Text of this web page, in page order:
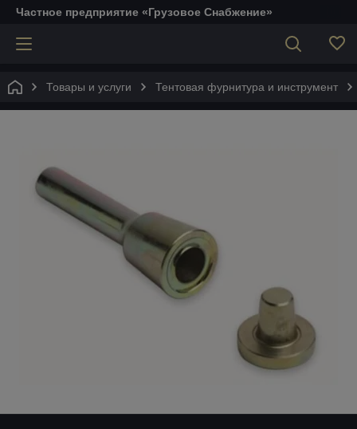
Частное предприятие «Грузовое Снабжение»
Товары и услуги Тентовая фурнитура и инструмент